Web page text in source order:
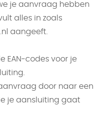
je aanvraag hebben
alles in zoals
aangeeft.
EAN-codes voor je
door naar een
je aansluiting gaat